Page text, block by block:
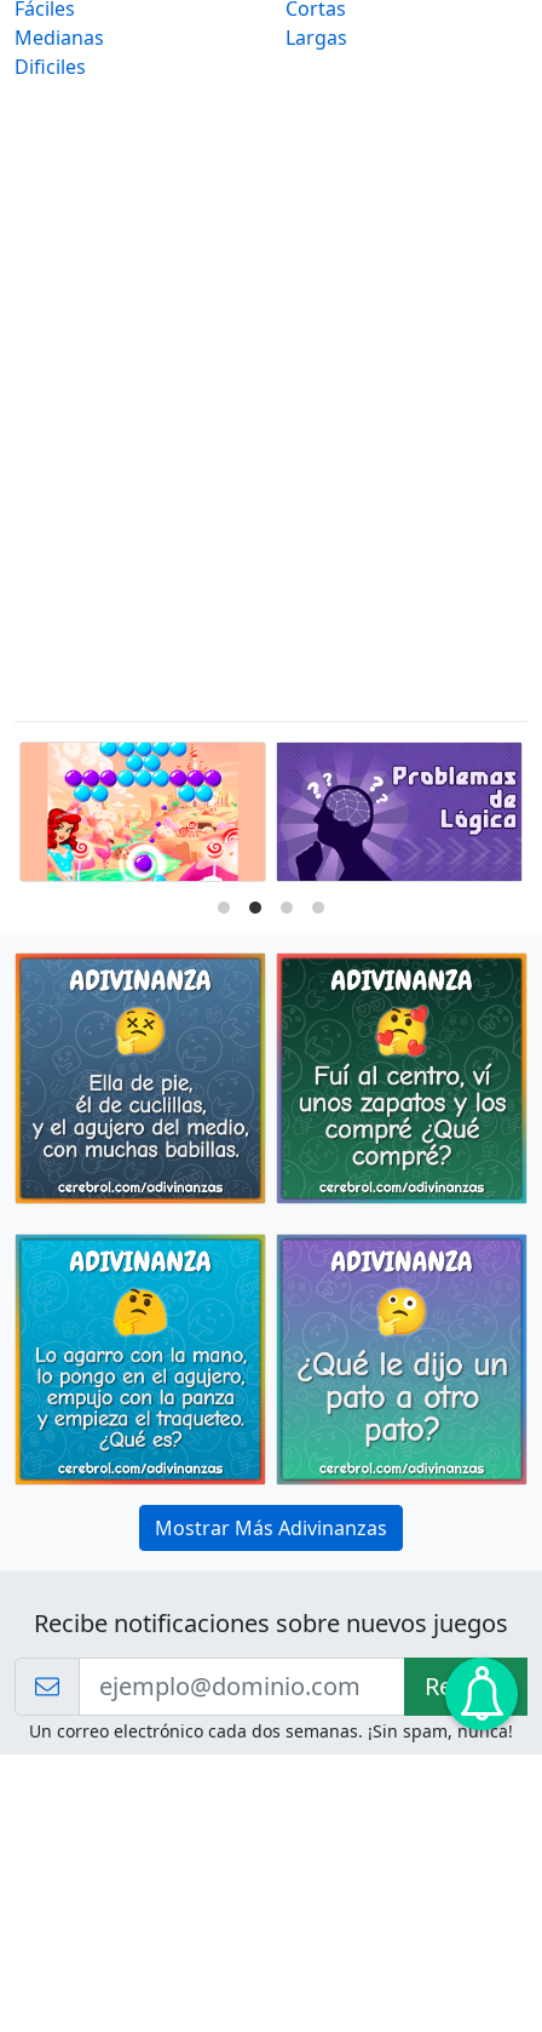
Fáciles
Medianas
Dificiles
Cortas
Largas
Mostrar Más Adivinanzas
Recibe notificaciones sobre nuevos juegos
Recibir!
Un correo electrónico cada dos semanas. ¡Sin spam, nunca!